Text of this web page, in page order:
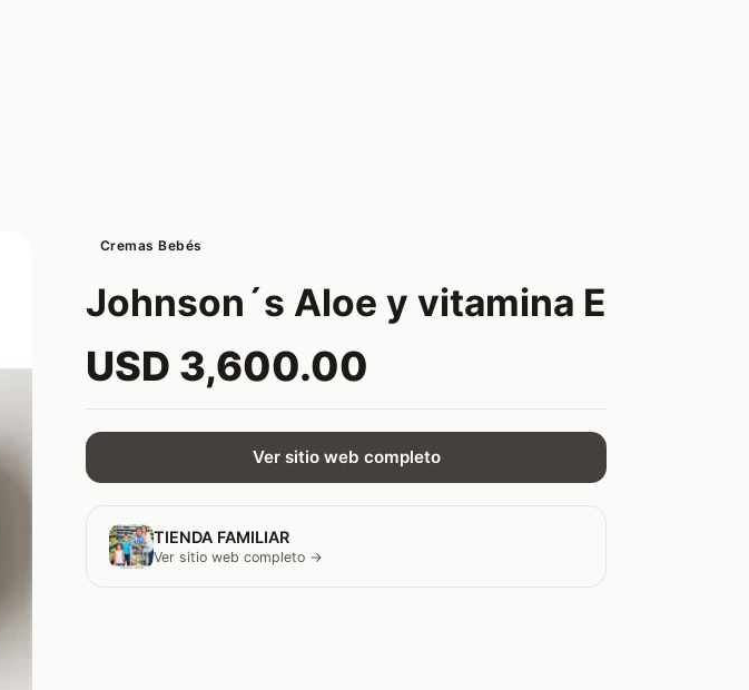
Cremas Bebés
Johnson´s Aloe y vitamina E
USD 3,600.00
Ver sitio web completo
TIENDA FAMILIAR
Ver sitio web completo →